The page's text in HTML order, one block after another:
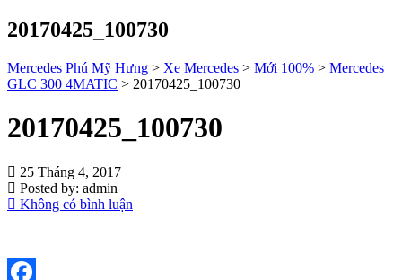
20170425_100730
Mercedes Phú Mỹ Hưng > Xe Mercedes > Mới 100% > Mercedes
GLC 300 4MATIC > 20170425_100730
20170425_100730
25 Tháng 4, 2017
Posted by: admin
Không có bình luận